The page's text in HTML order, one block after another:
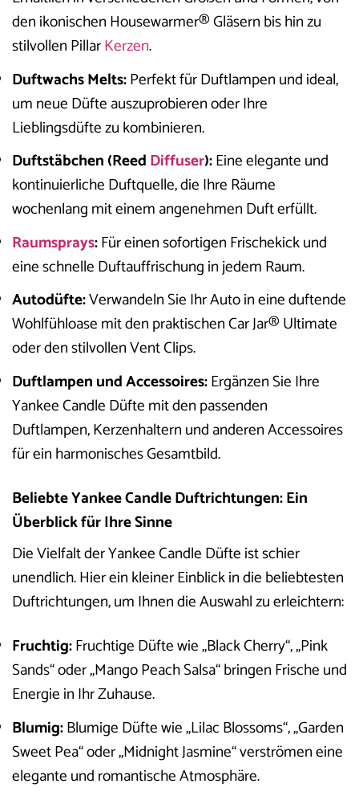
den ikonischen Housewarmer® Gläsern bis hin zu
stilvollen PillarKerzen.
Duftwachs Melts:Perfekt für Duftlampen und ideal,
um neue Düfte auszuprobieren oder Ihre
Lieblingsdüfte zu kombinieren.
Duftstäbchen (ReedDiffuser):Eine elegante und
kontinuierliche Duftquelle, die Ihre Räume
wochenlang mit einem angenehmen Duft erfüllt.
Raumsprays:Für einen sofortigen Frischekick und
eine schnelle Duftauffrischung in jedem Raum.
Autodüfte:Verwandeln Sie Ihr Auto in eine duftende
Wohlfühloase mit den praktischen Car Jar® Ultimate
oder den stilvollen Vent Clips.
Duftlampen und Accessoires:Ergänzen Sie Ihre
Yankee Candle Düfte mit den passenden
Duftlampen, Kerzenhaltern und anderen Accessoires
für ein harmonisches Gesamtbild.
Beliebte Yankee Candle Duftrichtungen: Ein
Überblick für Ihre Sinne
Die Vielfalt der Yankee Candle Düfte ist schier
unendlich. Hier ein kleiner Einblick in die beliebtesten
Duftrichtungen, um Ihnen die Auswahl zu erleichtern:
Fruchtig:Fruchtige Düfte wie „Black Cherry“, „Pink
Sands“ oder „Mango Peach Salsa“ bringen Frische und
Energie in Ihr Zuhause.
Blumig:Blumige Düfte wie „Lilac Blossoms“, „Garden
Sweet Pea“ oder „Midnight Jasmine“ verströmen eine
elegante und romantische Atmosphäre.